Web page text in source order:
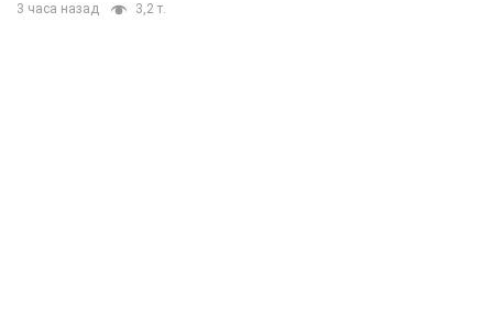
3 часа назад 3,2 т.